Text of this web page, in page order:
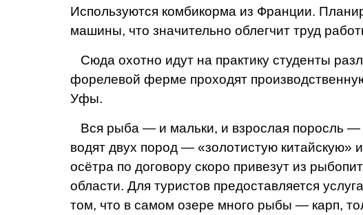
Используются ком­бикорма из Франции.
машины, что значительно облегчит труд
Сюда охотно идут на практи­ку студенты
форелевой ферме проходят
Уфы.
Вся рыба — и мальки, и взрослая поросль
водят двух пород — «золотистую
осётра по договору ско­ро привезут из
облас­ти. Для туристов предос­тавляется
том, что в самом озере много рыбы — карп,